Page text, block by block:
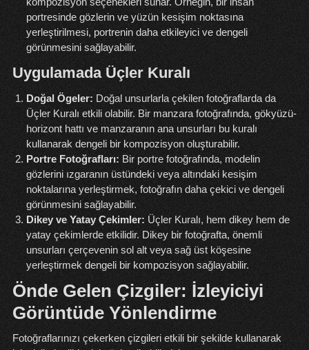
portresinde gözlerin ve yüzün kesişim noktasına
yerleştirilmesi, portrenin daha etkileyici ve dengeli
görünmesini sağlayabilir.
Uygulamada Üçler Kuralı
Doğal Ögeler: Doğal unsurlarla çekilen fotoğraflarda da
Üçler Kuralı etkili olabilir. Bir manzara fotoğrafında, gökyüzü-
horizont hattı ve manzaranın ana unsurları bu kuralı
kullanarak dengeli bir kompozisyon oluşturabilir.
Portre Fotoğrafları: Bir portre fotoğrafında, modelin
gözlerini ızgaranın üstündeki veya altındaki kesişim
noktalarına yerleştirmek, fotoğrafın daha çekici ve dengeli
görünmesini sağlayabilir.
Dikey ve Yatay Çekimler: Üçler Kuralı, hem dikey hem de
yatay çekimlerde etkilidir. Dikey bir fotoğrafta, önemli
unsurları çerçevenin sol alt veya sağ üst köşesine
yerleştirmek dengeli bir kompozisyon sağlayabilir.
Önde Gelen Çizgiler: İzleyiciyi
Görüntüde Yönlendirme
Fotoğraflarınızı çekerken çizgileri etkili bir şekilde kullanarak